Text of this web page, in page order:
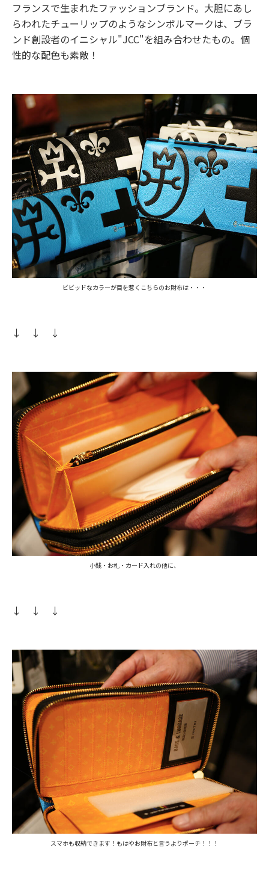
フランスで生まれたファッションブランド。大胆にあし
らわれたチューリップのようなシンボルマークは、ブラ
ンド創設者のイニシャル"JCC"を組み合わせたもの。個
性的な配色も素敵！
ビビッドなカラーが目を惹くこちらのお財布は・・・
↓ ↓ ↓
小銭・お札・カード入れの他に、
↓ ↓ ↓
スマホも収納できます！もはやお財布と言うよりポーチ！！！